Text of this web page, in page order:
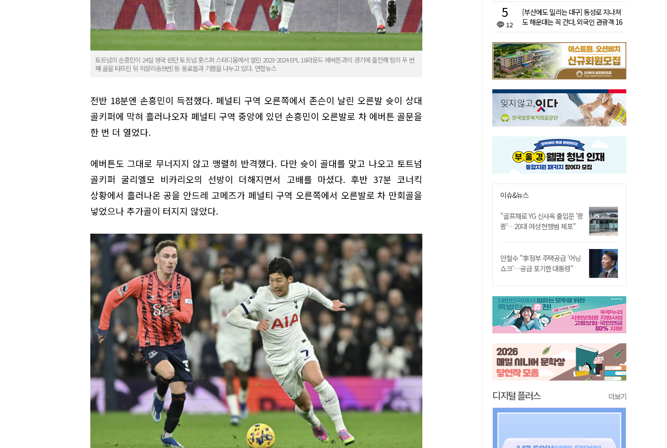
토트넘의 손흥민이 24일 영국 런던 토트넘 홋스퍼 스타디움에서 열린 2023-2024 EPL 18라운드 에버튼과의 경기에 출전해 팀의 두 번
째 골을 터뜨린 뒤 히샬리송(9번) 등 동료들과 기쁨을 나누고 있다. 연합뉴스
전반 18분엔 손흥민이 득점했다. 페널티 구역 오른쪽에서 존슨이 날린 오른발 슛이 상대
골키퍼에 막혀 흘러나오자 페널티 구역 중앙에 있던 손흥민이 오른발로 차 에버튼 골문을
한 번 더 열었다.
에버튼도 그대로 무너지지 않고 맹렬히 반격했다. 다만 슛이 골대를 맞고 나오고 토트넘
골키퍼 굴리엘모 비카리오의 선방이 더해지면서 고배를 마셨다. 후반 37분 코너킥
상황에서 흘러나온 공을 안드레 고메즈가 페널티 구역 오른쪽에서 오른발로 차 만회골을
넣었으나 추가골이 터지지 않았다.
12
[부산에도 밀리는 대구] 동성로 지나쳐
도 해운대는 꼭 간다, 외국인 관광객 16
이슈&뉴스
"골프채로 YG 신사옥 출입문 '쾅
쾅'…20대 여성 현행범 체포"
안철수 "李정부 주택공급 '어닝
쇼크'…공급 포기한 대통령"
디지털 플러스 더보기